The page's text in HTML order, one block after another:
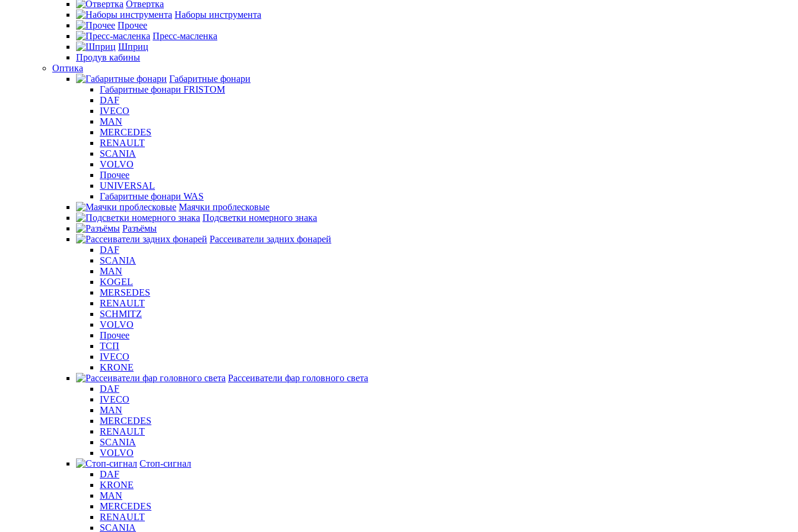
Отвертка
Наборы инструмента
Прочее
Пресс-масленка
Шприц
Продув кабины
Оптика
Габаритные фонари
Габаритные фонари FRISTOM
DAF
IVECO
MAN
MERCEDES
RENAULT
SCANIA
VOLVO
Прочее
UNIVERSAL
Габаритные фонари WAS
Маячки проблесковые
Подсветки номерного знака
Разъёмы
Рассеиватели задних фонарей
DAF
SCANIA
MAN
KOGEL
MERSEDES
RENAULT
SCHMITZ
VOLVO
Прочее
ТСП
IVECO
KRONE
Рассеиватели фар головного света
DAF
IVECO
MAN
MERCEDES
RENAULT
SCANIA
VOLVO
Стоп-сигнал
DAF
KRONE
MAN
MERCEDES
RENAULT
SCANIA